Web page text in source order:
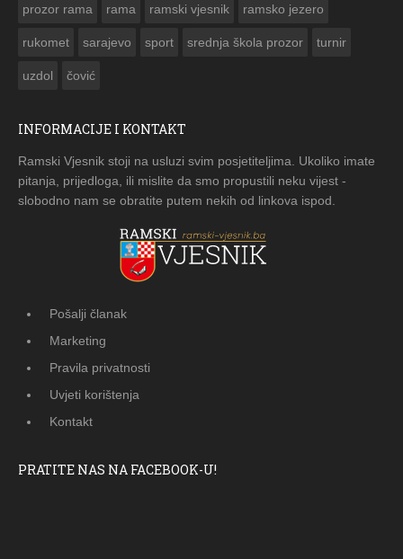
prozor rama rama ramski vjesnik ramsko jezero
rukomet sarajevo sport srednja škola prozor turnir
uzdol čović
INFORMACIJE I KONTAKT
Ramski Vjesnik stoji na usluzi svim posjetiteljima. Ukoliko imate
pitanja, prijedloga, ili mislite da smo propustili neku vijest -
slobodno nam se obratite putem nekih od linkova ispod.
Pošalji članak
Marketing
Pravila privatnosti
Uvjeti korištenja
Kontakt
PRATITE NAS NA FACEBOOK-U!